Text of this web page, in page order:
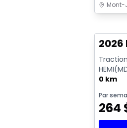
Mont-
2026
ECO/
0 km
Par
264